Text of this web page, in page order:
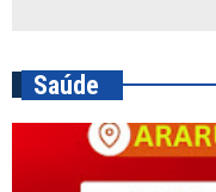
Saúde